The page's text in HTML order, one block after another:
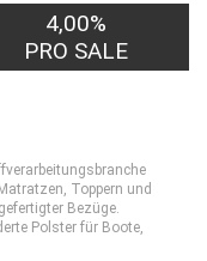
4,00%
PRO SALE
Toppern und
Bezüge.
Polster für Boote,